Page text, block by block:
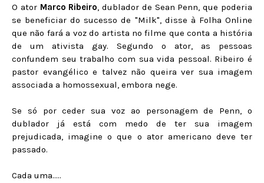
O ator Marco Ribeiro, dublador de Sean Penn, que poderia
se beneficiar do sucesso de "Milk", disse à Folha Online
que não fará a voz do artista no filme que conta a história
de um ativista gay. Segundo o ator, as pessoas
confundem seu trabalho com sua vida pessoal. Ribeiro é
pastor evangélico e talvez não queira ver sua imagem
associada a homossexual, embora nege.
Se só por ceder sua voz ao personagem de Penn, o
dublador já está com medo de ter sua imagem
prejudicada, imagine o que o ator americano deve ter
passado.
Cada uma.....